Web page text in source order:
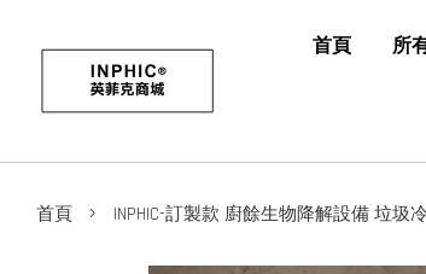
首頁 所
首頁 › INPHIC-訂製款 廚餘生物降解設備 垃圾